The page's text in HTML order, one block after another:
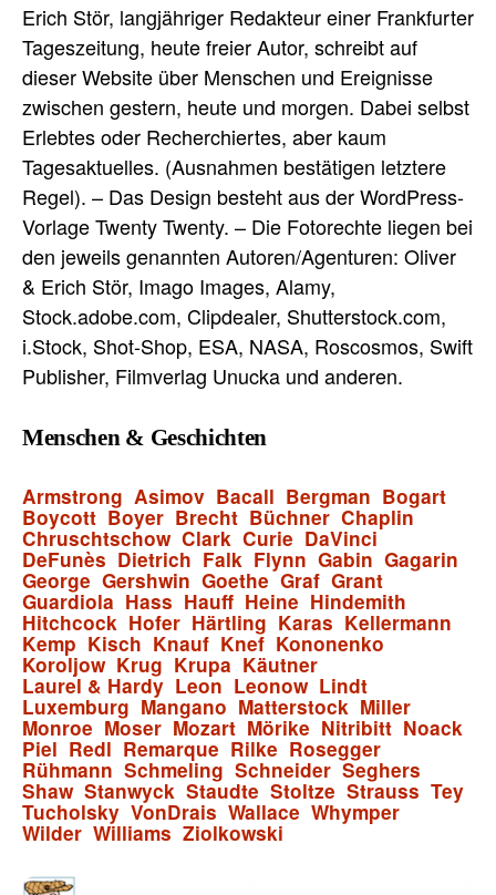
Erich Stör, langjähriger Redakteur einer Frankfurter
Tageszeitung, heute freier Autor, schreibt auf
dieser Website über Menschen und Ereignisse
zwischen gestern, heute und morgen. Dabei selbst
Erlebtes oder Recherchiertes, aber kaum
Tagesaktuelles. (Ausnahmen bestätigen letztere
Regel). – Das Design besteht aus der WordPress-
Vorlage Twenty Twenty. – Die Fotorechte liegen bei
den jeweils genannten Autoren/Agenturen: Oliver
& Erich Stör, Imago Images, Alamy,
Stock.adobe.com, Clipdealer, Shutterstock.com,
i.Stock, Shot-Shop, ESA, NASA, Roscosmos, Swift
Publisher, Filmverlag Unucka und anderen.
Menschen & Geschichten
Armstrong Asimov Bacall Bergman Bogart
Boycott Boyer Brecht Büchner Chaplin
Chruschtschow Clark Curie DaVinci
DeFunès Dietrich Falk Flynn Gabin Gagarin
George Gershwin Goethe Graf Grant
Guardiola Hass Hauff Heine Hindemith
Hitchcock Hofer Härtling Karas Kellermann
Kemp Kisch Knauf Knef Kononenko
Koroljow Krug Krupa Käutner
Laurel & Hardy Leon Leonow Lindt
Luxemburg Mangano Matterstock Miller
Monroe Moser Mozart Mörike Nitribitt Noack
Piel Redl Remarque Rilke Rosegger
Rühmann Schmeling Schneider Seghers
Shaw Stanwyck Staudte Stoltze Strauss Tey
Tucholsky VonDrais Wallace Whymper
Wilder Williams Ziolkowski